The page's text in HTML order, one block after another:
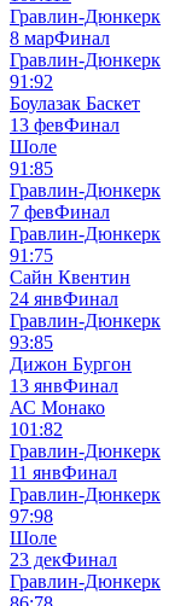
Гравлин-Дюнкерк
8 марФинал
Гравлин-Дюнкерк
91:92
Боулазак Баскет
13 февФинал
Шоле
91:85
Гравлин-Дюнкерк
7 февФинал
Гравлин-Дюнкерк
91:75
Сайн Квентин
24 янвФинал
Гравлин-Дюнкерк
93:85
Дижон Бургон
13 янвФинал
АС Монако
101:82
Гравлин-Дюнкерк
11 янвФинал
Гравлин-Дюнкерк
97:98
Шоле
23 декФинал
Гравлин-Дюнкерк